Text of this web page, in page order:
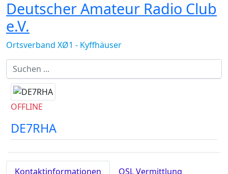
Deutscher Amateur Radio Club
e.V.
Ortsverband XØ1 - Kyffhäuser
OFFLINE
DE7RHA
Kontaktinformationen
QSL Vermittlung